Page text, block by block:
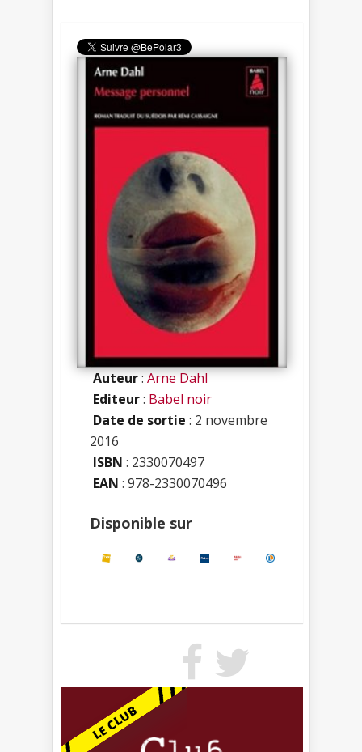
Auteur:Arne Dahl
Editeur: Babel noir
Date de sortie : 2 novembre
2016
ISBN : 2330070497
EAN : 978-2330070496
Disponible sur